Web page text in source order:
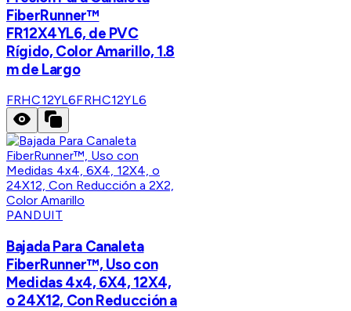
FiberRunner™
FR12X4YL6, de PVC
Rígido, Color Amarillo, 1.8
m de Largo
FRHC12YL6FRHC12YL6
PANDUIT
Bajada Para Canaleta
FiberRunner™, Uso con
Medidas 4x4, 6X4, 12X4,
o 24X12, Con Reducción a